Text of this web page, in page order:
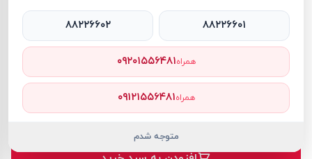
ASUS
۳۱۱٬۹۰۰٬۰۰۰ تومان موجود
۸۸۲۲۶۶۰۱ ۸۸۲۲۶۶۰۲
همراه۰۹۲۰۱۵۵۶۴۸۱
همراه۰۹۱۲۱۵۵۶۴۸۱
متوجه شدم